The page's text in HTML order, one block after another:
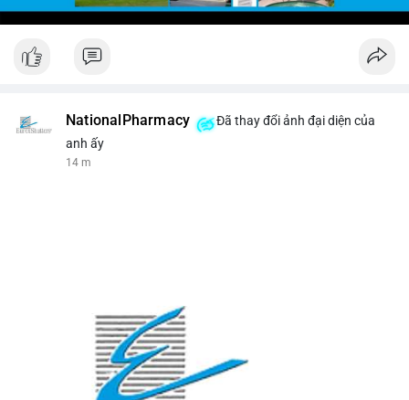
NationalPharmacy
Đã thay đổi ảnh đại diện của
anh ấy
14 m